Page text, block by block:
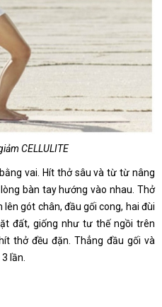
CELLULITE
vai. Hít thở sâu và từ từ nâng
bàn tay hướng vào nhau. Thở
gót chân, đầu gối cong, hai đùi
đất, giống như tư thế ngồi trên
thở đều đặn. Thẳng đầu gối và
lần.